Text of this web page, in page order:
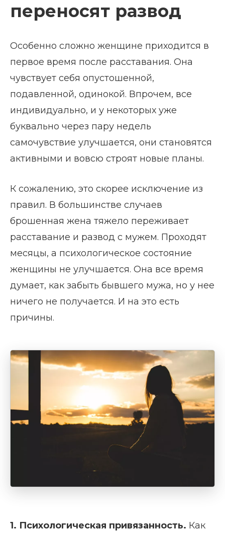
переносят развод
Особенно сложно женщине приходится в
первое время после расставания. Она
чувствует себя опустошенной,
подавленной, одинокой. Впрочем, все
индивидуально, и у некоторых уже
буквально через пару недель
самочувствие улучшается, они становятся
активными и вовсю строят новые планы.
К сожалению, это скорее исключение из
правил. В большинстве случаев
брошенная жена тяжело переживает
расставание и развод с мужем. Проходят
месяцы, а психологическое состояние
женщины не улучшается. Она все время
думает, как забыть бывшего мужа, но у нее
ничего не получается. И на это есть
причины.
1. Психологическая привязанность. Как